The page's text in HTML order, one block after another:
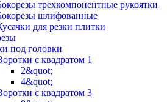
трехкомпонентные рукоятки
шлифованные
для резки плитки
под головки
с квадратом 1
2&quot;
4&quot;
с квадратом 3